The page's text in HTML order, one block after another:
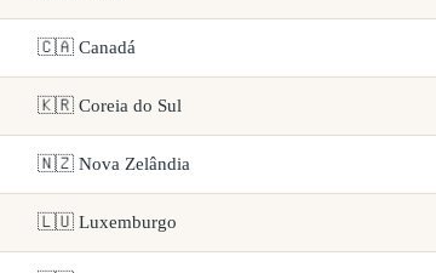
🇨🇦 Canadá
🇰🇷 Coreia do Sul
🇳🇿 Nova Zelândia
🇱🇺 Luxemburgo